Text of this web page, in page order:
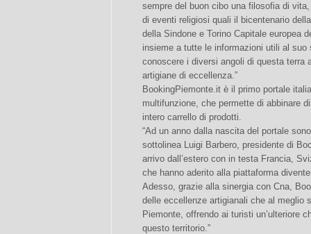
sempre del buon cibo una filosofia di
di eventi religiosi quali il bicentenario
della Sindone e Torino Capitale europea
insieme a tutte le informazioni utili al
conoscere i diversi angoli di questa terra
artigiane di eccellenza.”
BookingPiemonte.it è il primo portale
multifunzione, che permette di abbinare
intero carrello di prodotti.
“Ad un anno dalla nascita del portale
sottolinea Luigi Barbero, presidente di
arrivo dall’estero con in testa Francia,
che hanno aderito alla piattaforma
Adesso, grazie alla sinergia con Cna,
delle eccellenze artigianali che al meglio
Piemonte, offrendo ai turisti un’ulteriore
questo territorio.”